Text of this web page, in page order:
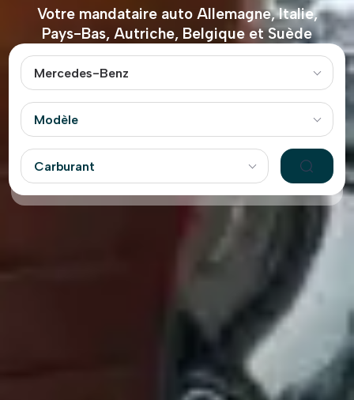
Votre mandataire auto Allemagne, Italie,
Pays-Bas, Autriche, Belgique et Suède
Mercedes-Benz
Modèle
Carburant